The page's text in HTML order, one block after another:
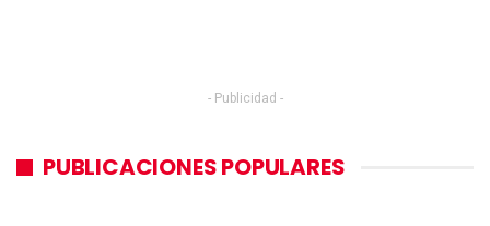
- Publicidad -
PUBLICACIONES POPULARES